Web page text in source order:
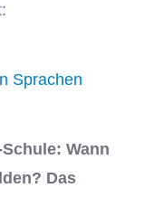
Sprachen
Schule:Wann
Das